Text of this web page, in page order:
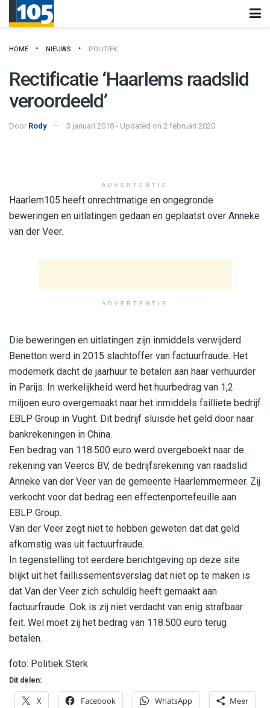
HOME NIEUWS POLITIEK
Rectificatie ‘Haarlems raadslid
veroordeeld’
Door Rody 3 januari 2018 - Updated on 2 februari 2020
ADVERTENTIE
Haarlem105 heeft onrechtmatige en ongegronde
beweringen en uitlatingen gedaan en geplaatst over Anneke
van der Veer.
ADVERTENTIE
Die beweringen en uitlatingen zijn inmiddels verwijderd.
Benetton werd in 2015 slachtoffer van factuurfraude. Het
modemerk dacht de jaarhuur te betalen aan haar verhuurder
in Parijs. In werkelijkheid werd het huurbedrag van 1,2
miljoen euro overgemaakt naar het inmiddels failliete bedrijf
EBLP Group in Vught. Dit bedrijf sluisde het geld door naar
bankrekeningen in China.
Een bedrag van 118.500 euro werd overgeboekt naar de
rekening van Veercs BV, de bedrijfsrekening van raadslid
Anneke van der Veer van de gemeente Haarlemmermeer. Zij
verkocht voor dat bedrag een effectenportefeuille aan
EBLP Group.
Van der Veer zegt niet te hebben geweten dat dat geld
afkomstig was uit factuurfraude.
In tegenstelling tot eerdere berichtgeving op deze site
blijkt uit het faillissementsverslag dat niet op te maken is
dat Van der Veer zich schuldig heeft gemaakt aan
factuurfraude. Ook is zij niet verdacht van enig strafbaar
feit. Wel moet zij het bedrag van 118.500 euro terug
betalen.
foto: Politiek Sterk
Dit delen:
X Facebook WhatsApp Meer